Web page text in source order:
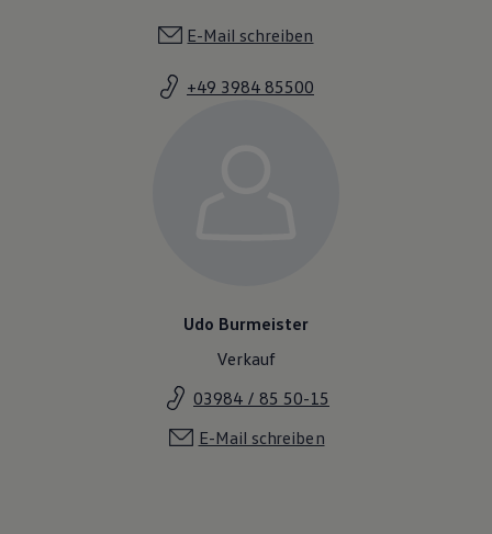
E-Mail schreiben
+49 3984 85500
Udo Burmeister
Verkauf
03984 / 85 50-15
E-Mail schreiben